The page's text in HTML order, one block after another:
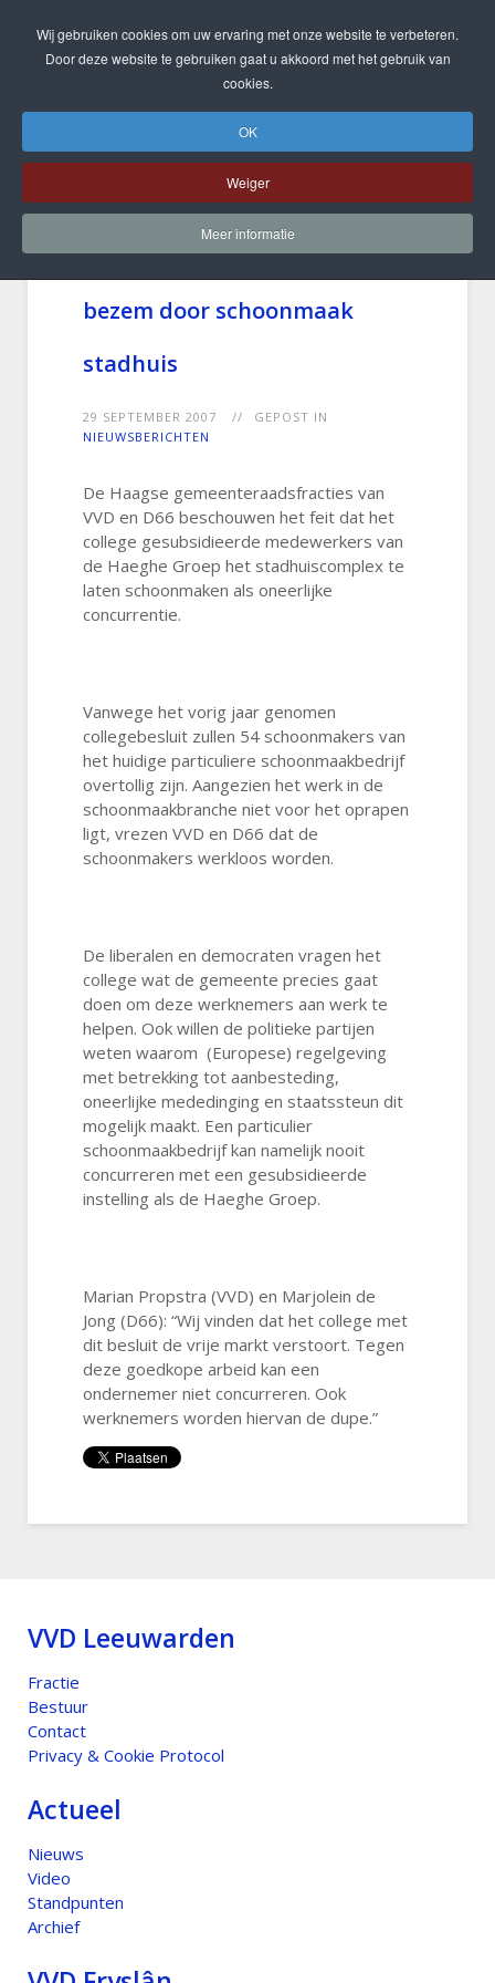
VVD en D66: college haalt
bezem door schoonmaak
stadhuis
29 SEPTEMBER 2007
GEPOST IN
NIEUWSBERICHTEN
De Haagse gemeenteraadsfracties van
VVD en D66 beschouwen het feit dat het
college gesubsidieerde medewerkers van
de Haeghe Groep het stadhuiscomplex te
laten schoonmaken als oneerlijke
concurrentie.
Vanwege het vorig jaar genomen
collegebesluit zullen 54 schoonmakers van
het huidige particuliere schoonmaakbedrijf
overtollig zijn. Aangezien het werk in de
schoonmaakbranche niet voor het oprapen
ligt, vrezen VVD en D66 dat de
schoonmakers werkloos worden.
De liberalen en democraten vragen het
college wat de gemeente precies gaat
doen om deze werknemers aan werk te
helpen. Ook willen de politieke partijen
weten waarom (Europese) regelgeving
met betrekking tot aanbesteding,
oneerlijke mededinging en staatssteun dit
mogelijk maakt. Een particulier
schoonmaakbedrijf kan namelijk nooit
concurreren met een gesubsidieerde
instelling als de Haeghe Groep.
Marian Propstra (VVD) en Marjolein de
Jong (D66): “Wij vinden dat het college met
dit besluit de vrije markt verstoort. Tegen
deze goedkope arbeid kan een
ondernemer niet concurreren. Ook
werknemers worden hiervan de dupe.”
VVD Leeuwarden
Fractie
Bestuur
Contact
Privacy & Cookie Protocol
Actueel
Nieuws
Video
Standpunten
Archief
Wij gebruiken cookies om uw ervaring met onze website te verbeteren.
Door deze website te gebruiken gaat u akkoord met het gebruik van
cookies.
OK
Weiger
Meer informatie